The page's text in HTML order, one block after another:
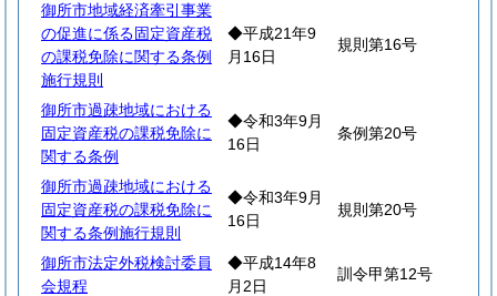
御所市地域経済牽引事業
の促進に係る固定資産税
の課税免除に関する条例
施行規則
◆平成21年9
月16日
規則第16号
御所市過疎地域における
固定資産税の課税免除に
関する条例
◆令和3年9月
16日
条例第20号
御所市過疎地域における
固定資産税の課税免除に
関する条例施行規則
◆令和3年9月
16日
規則第20号
御所市法定外税検討委員
会規程
◆平成14年8
月2日
訓令甲第12号